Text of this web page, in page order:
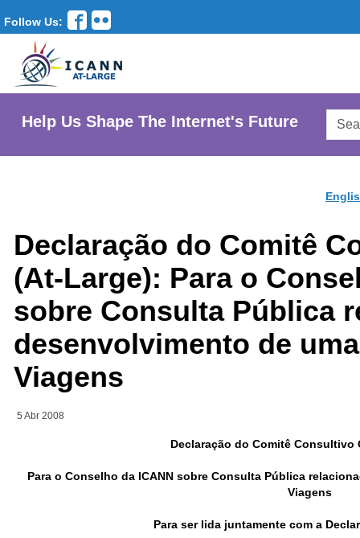
Follow Us:
Help Us Shape The Internet's Future
Declaração do Comitê
(At-Large): Para o
sobre Consulta Pública
desenvolvimento de
Viagens
5 Abr 2008
Declaração do Comitê Consultivo
Para o Conselho da ICANN sobre Consulta Pública
Viagens
Para ser lida juntamente com a